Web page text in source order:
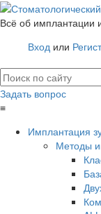
Всё об имплантации
Вход или
Задать вопрос
≡
Имплантация
Методы